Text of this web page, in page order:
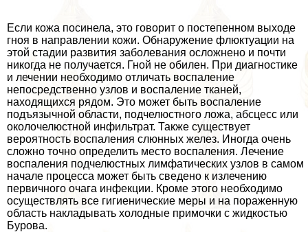
Если кожа посинела, это говорит о постепенном выходе
гноя в направлении кожи. Обнаружение флюктуации на
этой стадии развития заболевания осложнено и почти
никогда не получается. Гной не обилен. При диагностике
и лечении необходимо отличать воспаление
непосредственно узлов и воспаление тканей,
находящихся рядом. Это может быть воспаление
подъязычной области, подчелюстного ложа, абсцесс или
околочелюстной инфильтрат. Также существует
вероятность воспаления слюнных желез. Иногда очень
сложно точно определить место воспаления. Лечение
воспаления подчелюстных лимфатических узлов в самом
начале процесса может быть сведено к излечению
первичного очага инфекции. Кроме этого необходимо
осуществлять все гигиенические меры и на пораженную
область накладывать холодные примочки с жидкостью
Бурова.